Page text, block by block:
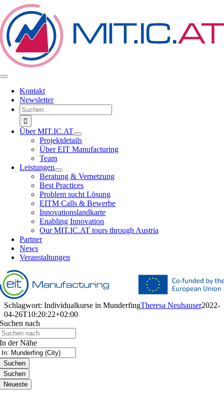
Zum
Inhalt
springen
Toggle
NavigationKontakt
Newsletter
Suche
nach:
Über MIT.IC.AT
Projektdetails
Über EIT Manufacturing
Team
Leistungen
Beratung & Vernetzung
Best Practices
Problem sucht Lösung
EITM Calls & Bewerbe
Innovationslandkarte
Enabling Innovation
Our MIT.IC.AT tours through Austria
Partner
News
Veranstaltungen
Schlagwort: Individualkurse in MunderfingTheresa Neuhauser2022-
04-26T10:20:22+02:00
Suchen nach
In der Nähe
Suchen
Suchen
Neueste